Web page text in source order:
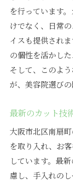
チーム
大阪
美容の
合同会社
とは
個々の
ビス
持続可
革新的
コミュ
を行っています
けでなく、日常
イスも提供され
の個性を活かし
そして、このよ
が、美容院選び
最新のカット技
大阪市北区南扇
を取り入れ、お
しています。最
慮し、手入れの